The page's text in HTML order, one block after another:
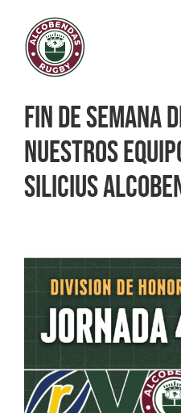
contenido
Fin de semana
nuestros
Silicius
Ver
imagen